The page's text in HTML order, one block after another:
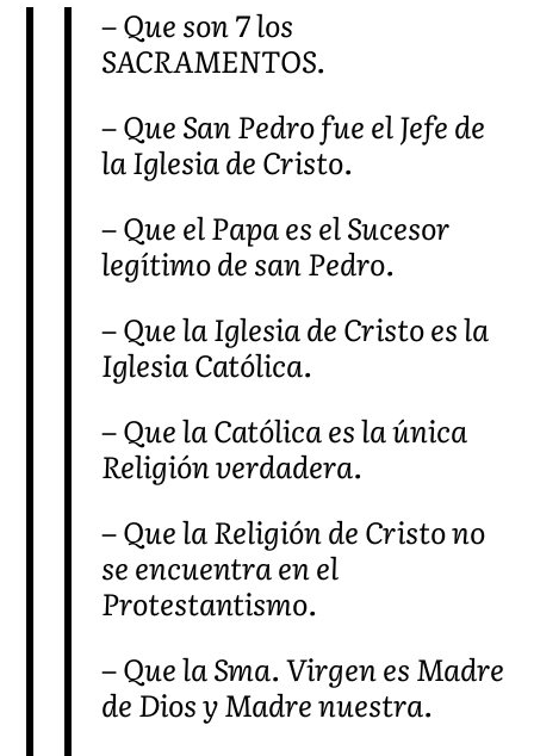
– Que son 7 los
SACRAMENTOS.
– Que San Pedro fue el Jefe de
la Iglesia de Cristo.
– Que el Papa es el Sucesor
legítimo de san Pedro.
– Que la Iglesia de Cristo es la
Iglesia Católica.
– Que la Católica es la única
Religión verdadera.
– Que la Religión de Cristo no
se encuentra en el
Protestantismo.
– Que la Sma. Virgen es Madre
de Dios y Madre nuestra.